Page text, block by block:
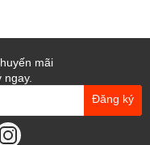
mãi
Đăng ký